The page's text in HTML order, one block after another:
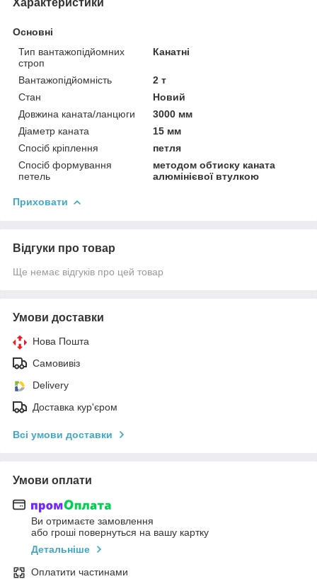
Основні
Тип вантажопідйомних
строп
Канатні
Вантажопідйомність
2 т
Стан
Новий
Довжина каната/ланцюги
3000 мм
Діаметр каната
15 мм
Спосіб кріплення
петля
Спосіб формування
петель
методом обтиску каната
алюмінієвої втулкою
Приховати
Відгуки про товар
Ще немає відгуків про цей товар
Умови доставки
Нова Пошта
Самовивіз
Delivery
Доставка кур'єром
Всі умови доставки
Умови оплати
Ви отримаєте замовлення
або гроші повернуться на вашу картку
Детальніше
Оплатити частинами